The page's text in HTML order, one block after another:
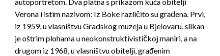
autoportretom. Dva platna s prikazom kuća obitelji
Verona i istim nazivom: Iz Boke različito su građena. Prvi,
iz 1959, u vlasništvu Gradskog muzeja u Bjelovaru, slikan
je oštrim plohama u neokonstruktivističkoj maniri, a na
drugom iz 1968, u vlasništvu obitelji, građenim